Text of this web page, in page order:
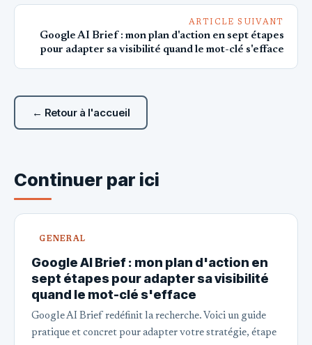
ARTICLE SUIVANT
Google AI Brief : mon plan d'action en sept étapes
pour adapter sa visibilité quand le mot-clé s'efface
← Retour à l'accueil
Continuer par ici
GENERAL
Google AI Brief : mon plan d'action en
sept étapes pour adapter sa visibilité
quand le mot-clé s'efface
Google AI Brief redéfinit la recherche. Voici un guide
pratique et concret pour adapter votre stratégie, étape